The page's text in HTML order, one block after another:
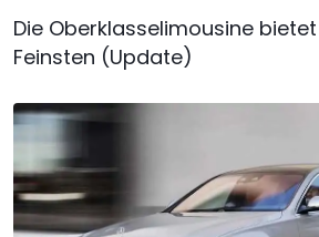
Die Oberklasselimousine
Feinsten (Update)